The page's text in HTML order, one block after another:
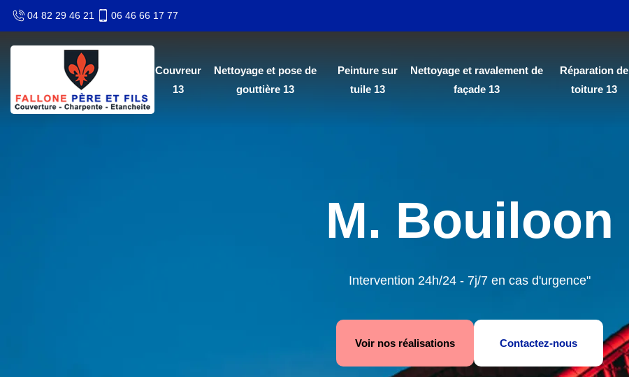
04 82 29 46 21 06 46 66 17 77
Couvreur
13
Nettoyage et pose de
gouttière 13
Peinture sur
tuile 13
Nettoyage et ravalement de
façade 13
Réparation de
toiture 13
M. Bouiloon
Intervention 24h/24 - 7j/7 en cas d'urgence"
Voir nos réalisations Contactez-nous